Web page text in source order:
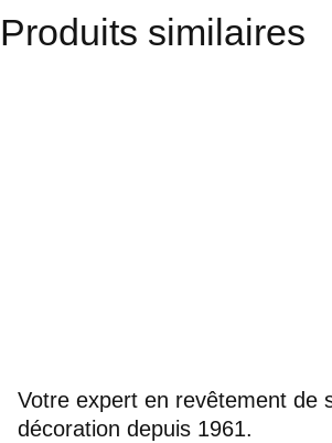
Produits similaires
Votre expert en revêtement de
décoration depuis 1961.